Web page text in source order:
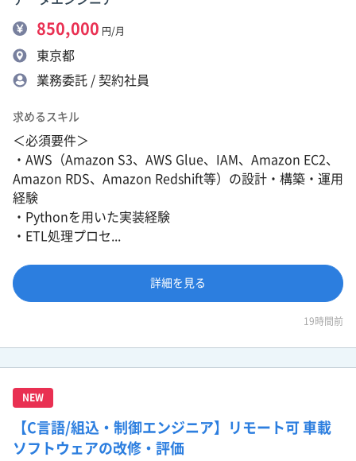
850,000 円/月
東京都
業務委託 / 契約社員
求めるスキル
＜必須要件＞
・AWS（Amazon S3、AWS Glue、IAM、Amazon EC2、
Amazon RDS、Amazon Redshift等）の設計・構築・運用
経験
・Pythonを用いた実装経験
・ETL処理プロセ...
詳細を見る
19時間前
NEW
【C言語/組込・制御エンジニア】リモート可 車載
ソフトウェアの改修・評価